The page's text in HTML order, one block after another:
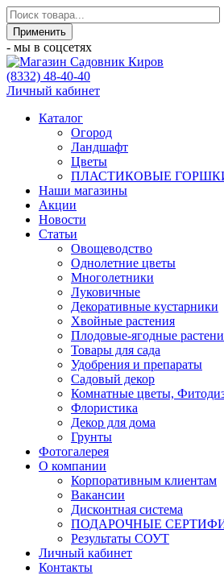
- мы в соцсетях
(8332) 48-40-40
Личный кабинет
Каталог
Огород
Ландшафт
Цветы
ПЛАСТИКОВЫЕ
Наши магазины
Акции
Новости
Статьи
Овощеводство
Однолетние цветы
Многолетники
Луковичные
Декоративные кустарники
Хвойные растения
Плодовые-ягодные
Товары для сада
Удобрения и препараты
Садовый декор
Комнатные цветы,
Флористика
Декор для дома
Грунты
Фотогалерея
О компании
Корпоративным клиентам
Вакансии
Дисконтная система
ПОДАРОЧНЫЕ
Результаты СОУТ
Личный кабинет
Контакты